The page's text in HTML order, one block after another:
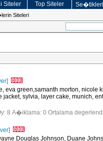
Siteler Top Siteler
Siteleri
eva green,samanth morton, nicole
sylvia, layer cake, munich,
8 A�iklama: 0 Ortalama
Douglas Johnson, Duane